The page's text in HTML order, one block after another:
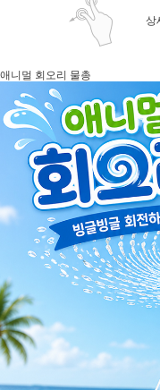
상
애니멀 회오리 물총